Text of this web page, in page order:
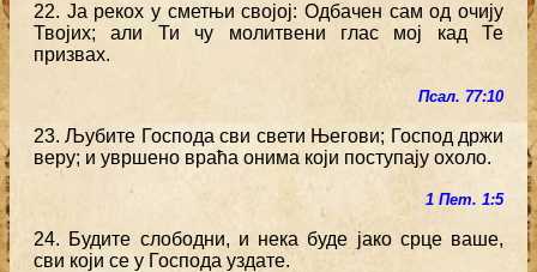
22. Ја рекох у сметњи својој: Одбачен сам од очију
Твојих; али Ти чу молитвени глас мој кад Те
призвах.
Псал. 77:10
23. Љубите Господа сви свети Његови; Господ држи
веру; и увршено враћа онима који поступају охоло.
1 Пет. 1:5
24. Будите слободни, и нека буде јако срце ваше,
сви који се у Господа уздате.